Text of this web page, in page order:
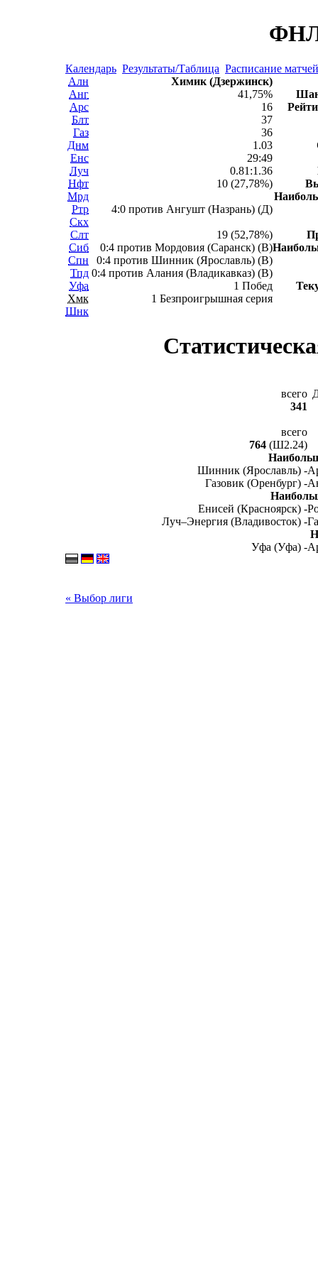
ФНЛ
Календарь Результаты/Таблица Расписание матчей
Алн
Анг
Арс
Блт
Газ
Днм
Енс
Луч
Нфт
Мрд
Ртр
Скх
Слт
Сиб
Спн
Тпд
Уфа
Хмк
Шнк
Химик (Дзержинск)
41,75%
16
37
36
1.03
29:49
0.81:1.36
10 (27,78%)
4:0 против Ангушт (Назрань) (Д)
19 (52,78%)
0:4 против Мордовия (Саранск) (В)
0:4 против Шинник (Ярославль) (В)
0:4 против Алания (Владикавказ) (В)
1 Побед
1 Безпроигрышная серия
всего
341
всего
764 (Ш2.24)
Шинник (Ярославль) -
Газовик (Оренбург) -
Енисей (Красноярск) -
Луч–Энергия (Владивосток) -
Уфа (Уфа) -
« Выбор лиги